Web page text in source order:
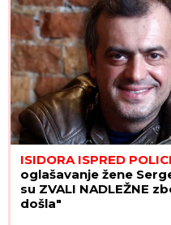
ISIDORA ISPRED
oglašavanje žene
su ZVALI NADLEŽNE
došla"